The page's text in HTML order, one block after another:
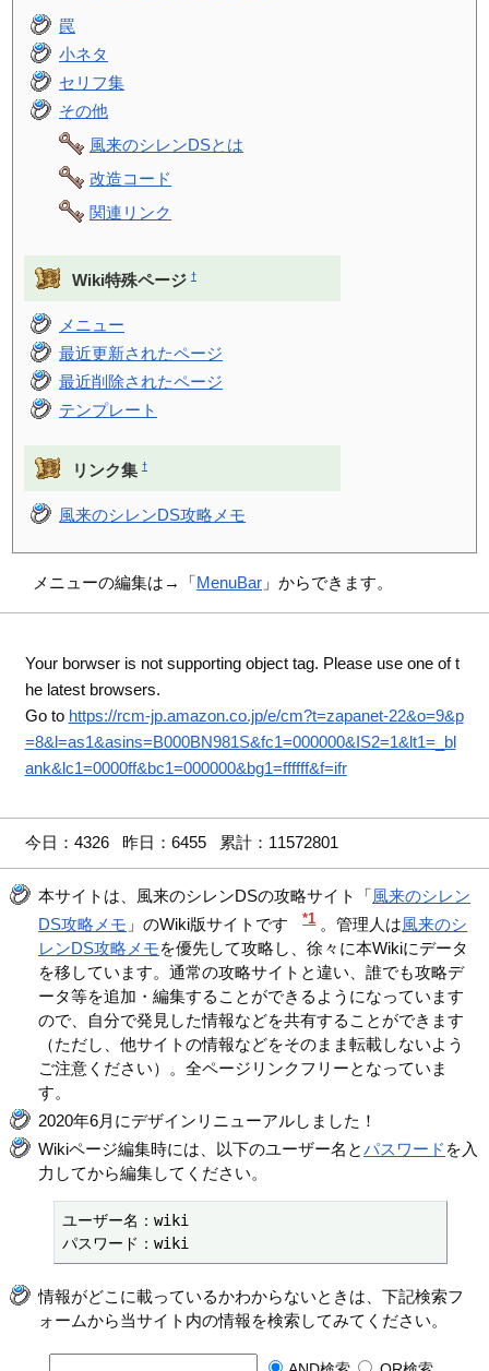
罠
小ネタ
セリフ集
その他
風来のシレンDSとは
改造コード
関連リンク
Wiki特殊ページ †
メニュー
最近更新されたページ
最近削除されたページ
テンプレート
リンク集 †
風来のシレンDS攻略メモ
メニューの編集は→「 MenuBar 」からできます。
Your borwser is not supporting object tag. Please use one of t
he latest browsers.
Go to https://rcm-jp.amazon.co.jp/e/cm?t=zapanet-22&o=9&p
=8&l=as1&asins=B000BN981S&fc1=000000&IS2=1&lt1=_bl
ank&lc1=0000ff&bc1=000000&bg1=ffffff&f=ifr
今日：4326 昨日：6455 累計：11572801
本サイトは、風来のシレンDSの攻略サイト「風来のシレン
DS攻略メモ 」のWiki版サイトです *1 。管理人は風来のシ
レンDS攻略メモを優先して攻略し、徐々に本Wikiにデータ
を移しています。通常の攻略サイトと違い、誰でも攻略デ
ータ等を追加・編集することができるようになっています
ので、自分で発見した情報などを共有することができます
（ただし、他サイトの情報などをそのまま転載しないよう
ご注意ください）。全ページリンクフリーとなっていま
す。
2020年6月にデザインリニューアルしました！
Wikiページ編集時には、以下のユーザー名とパスワード を入
力してから編集してください。
ユーザー名：wiki
パスワード：wiki
情報がどこに載っているかわからないときは、下記検索フ
ォームから当サイト内の情報を検索してみてください。